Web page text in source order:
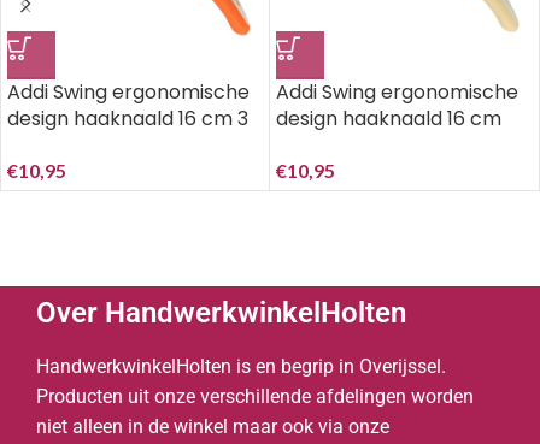
Addi Swing ergonomische
design haaknaald 16 cm 3
€10,95
Addi Swing ergonomische
design haaknaald 16 cm
€10,95
Over HandwerkwinkelHolten
HandwerkwinkelHolten is en begrip in Overijssel.
Producten uit onze verschillende afdelingen worden
niet alleen in de winkel maar ook via onze